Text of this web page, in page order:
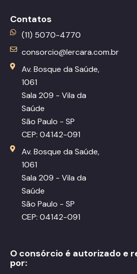
Contatos
(11) 5070-4770
consorcio@lercara.com.br
Av. Bosque da Saúde,
1061
Sala 209 - Vila da
Saúde
São Paulo - SP
CEP: 04142-091
Av. Bosque da Saúde,
1061
Sala 209 - Vila da
Saúde
São Paulo - SP
CEP: 04142-091
O consórcio é autorizado e
por: